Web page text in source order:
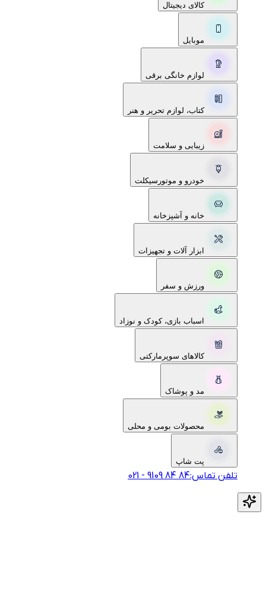
کالای دیجیتال
موبایل
لوازم خانگی برقی
کتاب، لوازم تحریر و هنر
زیبایی و سلامت
خودرو و موتورسیکلت
خانه و آشپزخانه
ابزار آلات و تجهیزات
ورزش و سفر
اسباب بازی، کودک و نوزاد
کالاهای سوپرمارکتی
مد و پوشاک
محصولات بومی و محلی
پت شاپ
تلفن تماس: 021-‎9109‎ ‎84‎ ‎84‎